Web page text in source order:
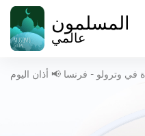
المسلمون
عالمي
في وترولو - فرنسا 📢 أذان اليوم